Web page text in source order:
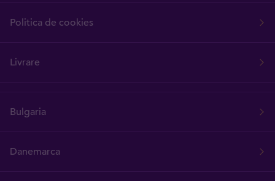
Politica de cookies
Livrare
Bulgaria
Danemarca